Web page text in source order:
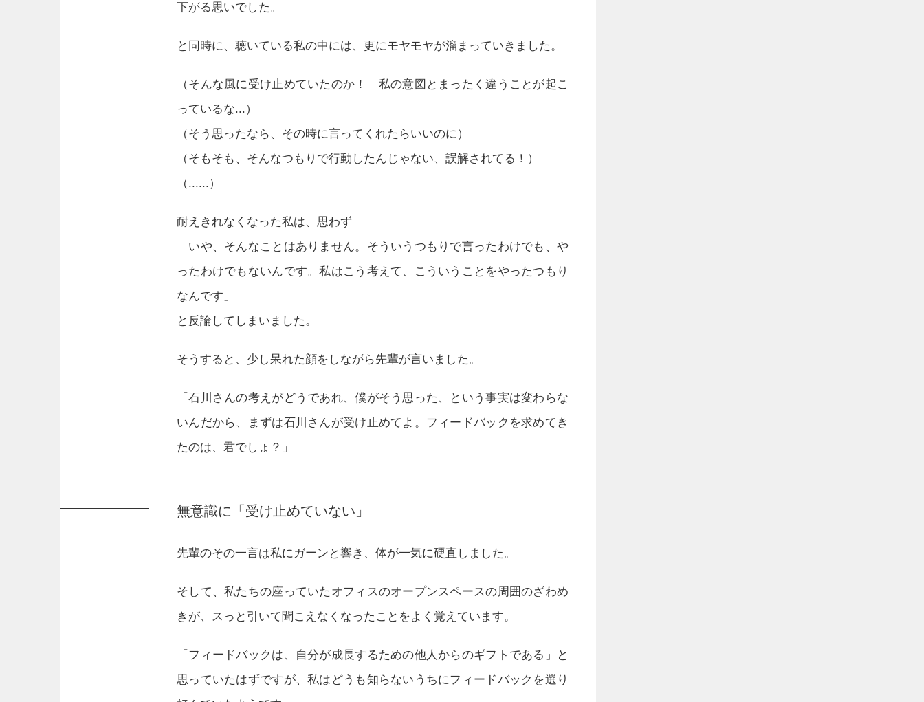
下がる思いでした。
と同時に、聴いている私の中には、更にモヤモヤが溜まっていきました。
（そんな風に受け止めていたのか！ 私の意図とまったく違うことが起こ
っているな...）
（そう思ったなら、その時に言ってくれたらいいのに）
（そもそも、そんなつもりで行動したんじゃない、誤解されてる！）
（......）
耐えきれなくなった私は、思わず
「いや、そんなことはありません。そういうつもりで言ったわけでも、や
ったわけでもないんです。私はこう考えて、こういうことをやったつもり
なんです」
と反論してしまいました。
そうすると、少し呆れた顔をしながら先輩が言いました。
「石川さんの考えがどうであれ、僕がそう思った、という事実は変わらな
いんだから、まずは石川さんが受け止めてよ。フィードバックを求めてき
たのは、君でしょ？」
無意識に「受け止めていない」
先輩のその一言は私にガーンと響き、体が一気に硬直しました。
そして、私たちの座っていたオフィスのオープンスペースの周囲のざわめ
きが、スっと引いて聞こえなくなったことをよく覚えています。
「フィードバックは、自分が成長するための他人からのギフトである」と
思っていたはずですが、私はどうも知らないうちにフィードバックを選り